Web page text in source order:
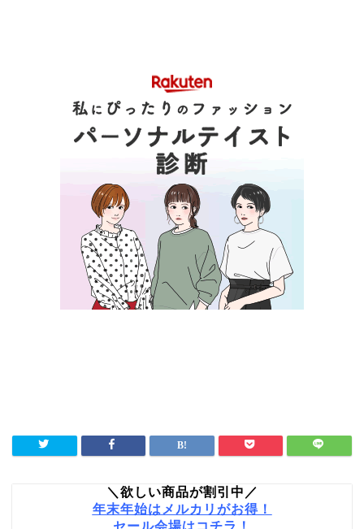
＼欲しい商品が割引中／
年末年始はメルカリがお得！